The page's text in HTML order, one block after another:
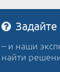
– и наши
найти